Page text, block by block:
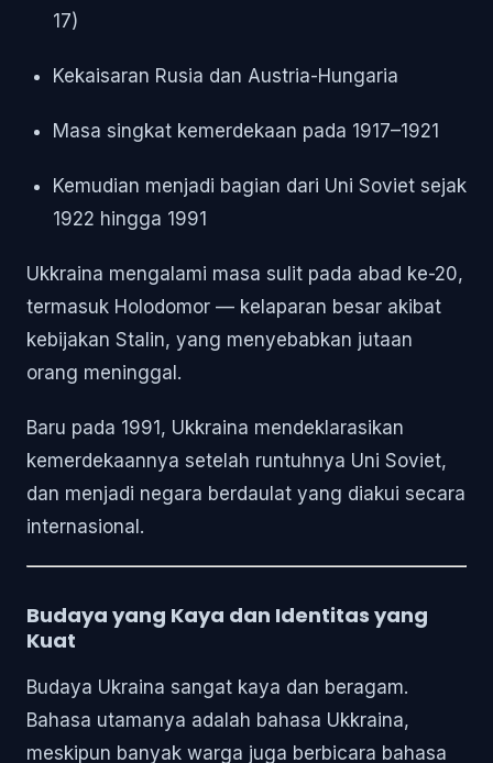
17)
Kekaisaran Rusia dan Austria-Hungaria
Masa singkat kemerdekaan pada 1917–1921
Kemudian menjadi bagian dari Uni Soviet sejak
1922 hingga 1991
Ukkraina mengalami masa sulit pada abad ke-20,
termasuk Holodomor — kelaparan besar akibat
kebijakan Stalin, yang menyebabkan jutaan
orang meninggal.
Baru pada 1991, Ukkraina mendeklarasikan
kemerdekaannya setelah runtuhnya Uni Soviet,
dan menjadi negara berdaulat yang diakui secara
internasional.
Budaya yang Kaya dan Identitas yang
Kuat
Budaya Ukraina sangat kaya dan beragam.
Bahasa utamanya adalah bahasa Ukkraina,
meskipun banyak warga juga berbicara bahasa